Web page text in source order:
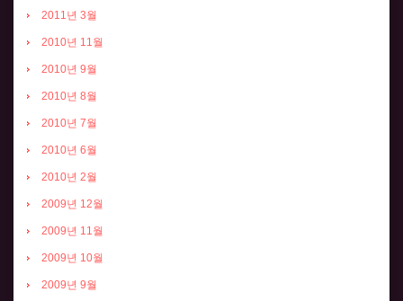
2011년 3월
2010년 11월
2010년 9월
2010년 8월
2010년 7월
2010년 6월
2010년 2월
2009년 12월
2009년 11월
2009년 10월
2009년 9월